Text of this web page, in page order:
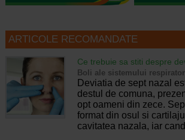
ARTICOLE RECOMANDATE
Ce trebuie sa stiti despre
Boli ale sistemului respirator
Deviatia de sept nazal
destul de comuna,
opt oameni din zece.
format din osul si
cavitatea nazala, iar